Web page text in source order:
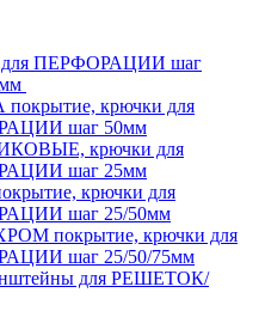
для ПЕРФОРАЦИИ шаг
крючки для
шаг 50мм
крючки для
шаг 25мм
крючки для
шаг 25/50мм
покрытие, крючки для
шаг 25/50/75мм
для РЕШЕТОК/